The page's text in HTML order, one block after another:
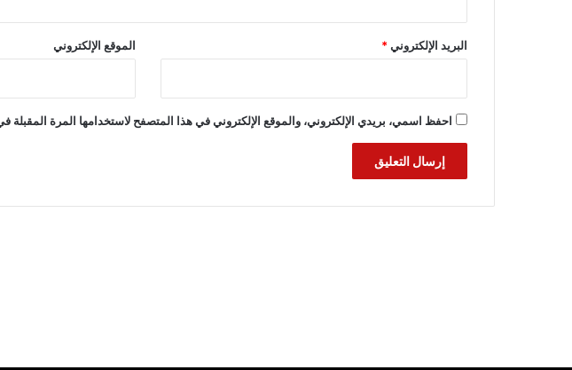
البريد الإلكتروني* الموقع الإلكتروني
احفظ اسمي، بريدي الإلكتروني، والموقع الإلكتروني في هذا المتصفح لاستخدامها المرة المقبلة